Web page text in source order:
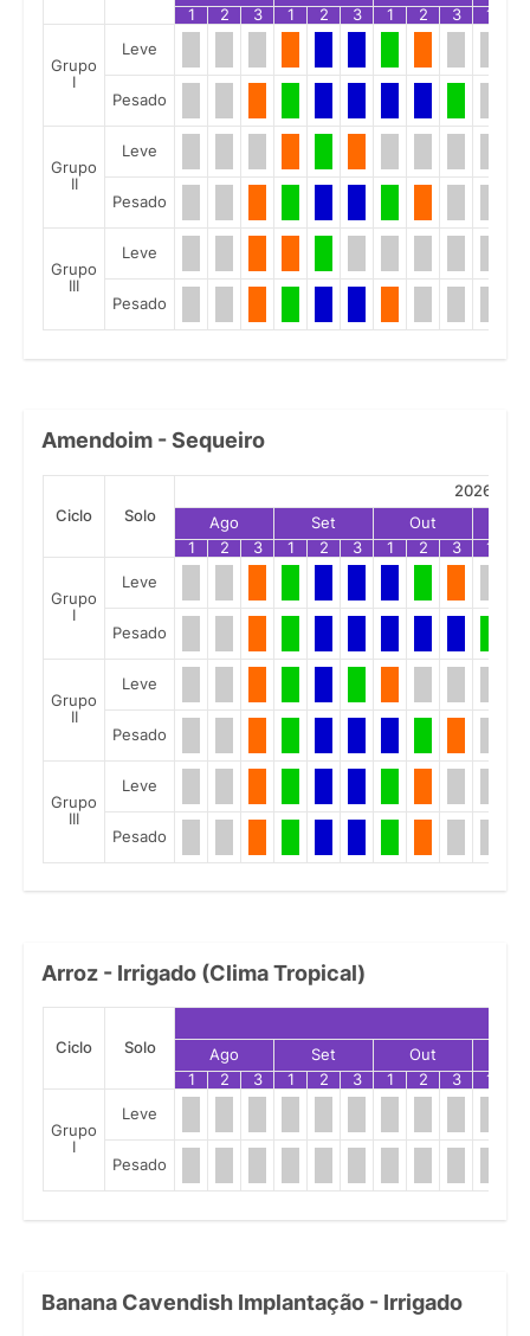
1
2 3 1 2 3 1 2 3 1
Grupo
I
Leve
Pesado
Grupo
II
Leve
Pesado
Grupo
III
Leve
Pesado
Amendoim - Sequeiro
Ciclo Solo
2026
Ago
Set Out
1
2 3 1 2 3 1 2 3 1
Grupo
I
Leve
Pesado
Grupo
II
Leve
Pesado
Grupo
III
Leve
Pesado
Arroz - Irrigado (Clima Tropical)
Ciclo Solo Ago Set Out
1
2 3 1 2 3 1 2 3 1
Grupo
I
Leve
Pesado
Banana Cavendish Implantação - Irrigado